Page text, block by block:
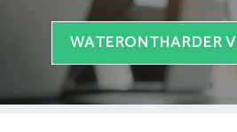
WATERONTHARDER